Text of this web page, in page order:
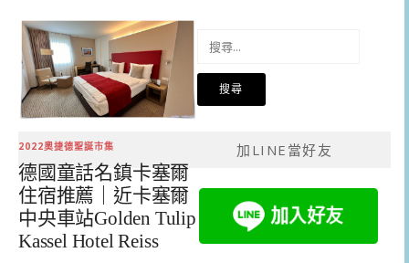
2022奧捷德聖誕市集
德國童話名鎮卡塞爾
住宿推薦｜近卡塞爾
中央車站Golden Tulip
Kassel Hotel Reiss
關
加LINE當好友